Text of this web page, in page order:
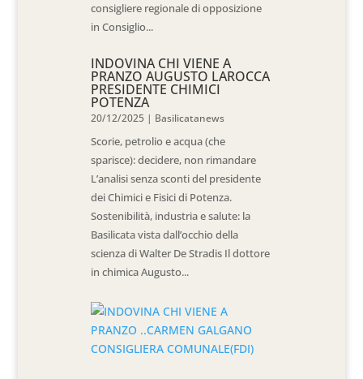
consigliere regionale di opposizione
in Consiglio...
INDOVINA CHI VIENE A
PRANZO AUGUSTO LAROCCA
PRESIDENTE CHIMICI
POTENZA
20/12/2025 | Basilicatanews
Scorie, petrolio e acqua (che
sparisce): decidere, non rimandare
L’analisi senza sconti del presidente
dei Chimici e Fisici di Potenza.
Sostenibilità, industria e salute: la
Basilicata vista dall’occhio della
scienza di Walter De Stradis Il dottore
in chimica Augusto...